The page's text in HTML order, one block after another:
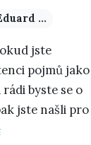
...
jste
pojmů jako
byste se o
jste našli pro